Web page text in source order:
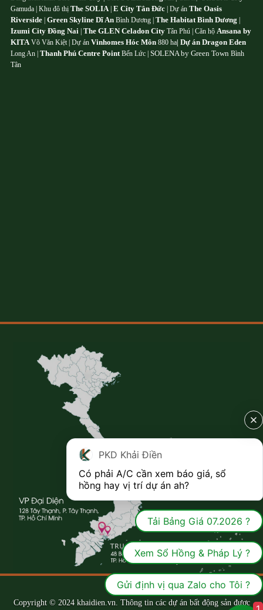
Gamuda | Khu đô thị The SOLIA| E City Tân Đức | Dự án The Oasis
Riverside Green Skyline Dĩ An Bình Dương | The Habitat Bình Dương
Izumi City Đồng Nai The GLEN Celadon City Tân Phú | Căn hộ Ansana by
KITAVõ Văn Kiệt | Dự án Vinhomes Hóc Môn 880 ha Dự án Dragon Eden
Long An | Thanh Phú Centre PointBến Lức | SOLENA by Green Town Bình
Tân
Copyright © 2024 khaidien.vn. Thông tin các dự án bất động sản được
PKD Khải Điền
Có phải A/C cần xem báo giá, sổ
hồng hay vị trí dự án ah?
Tải Bảng Giá 07.2026 ?
Xem Sổ Hồng & Pháp Lý ?
Gửi định vị qua Zalo cho Tôi ?